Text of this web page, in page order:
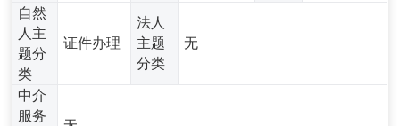
自然
人主
题分
类
证件办理
法人
主题
分类
无
中介
服务